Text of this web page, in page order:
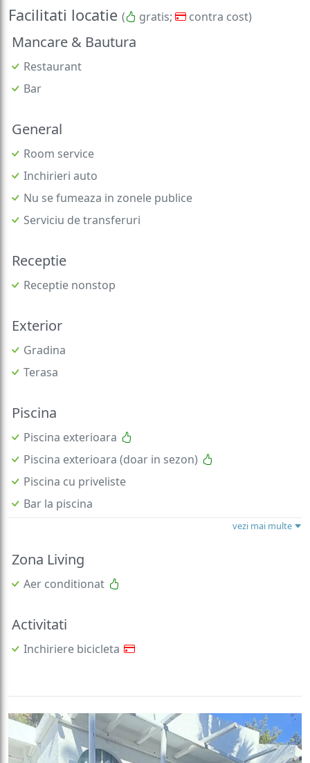
Facilitati locatie ( gratis; contra cost)
Mancare & Bautura
Restaurant
Bar
General
Room service
Inchirieri auto
Nu se fumeaza in zonele publice
Serviciu de transferuri
Receptie
Receptie nonstop
Exterior
Gradina
Terasa
Piscina
Piscina exterioara
Piscina exterioara (doar in sezon)
Piscina cu priveliste
Bar la piscina
vezi mai multe
Zona Living
Aer conditionat
Activitati
Inchiriere bicicleta